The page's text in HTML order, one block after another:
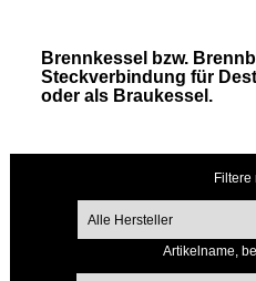
Brennkessel bzw.
Steckverbindung für
oder als Braukessel.
Filtere
Artikelname,